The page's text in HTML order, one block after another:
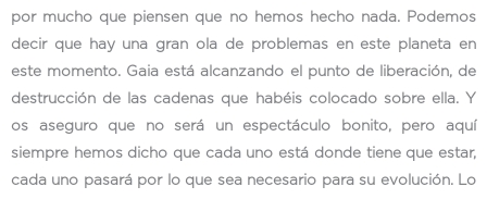
por mucho que piensen que no hemos hecho nada. Podemos
decir que hay una gran ola de problemas en este planeta en
este momento. Gaia está alcanzando el punto de liberación, de
destrucción de las cadenas que habéis colocado sobre ella. Y
os aseguro que no será un espectáculo bonito, pero aquí
siempre hemos dicho que cada uno está donde tiene que estar,
cada uno pasará por lo que sea necesario para su evolución. Lo